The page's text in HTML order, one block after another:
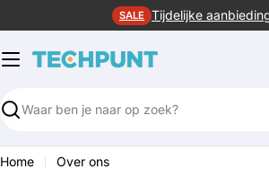
naar
inhoud
SALE Tijdelijke
Zoeken
Home Over ons